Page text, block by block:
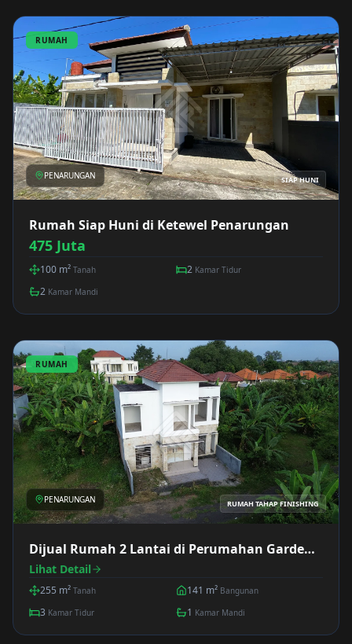
RUMAH
PENARUNGAN SIAP HUNI
Rumah Siap Huni di Ketewel Penarungan
475 Juta
100 m² Tanah 2 Kamar Tidur
2 Kamar Mandi
RUMAH
PENARUNGAN RUMAH TAHAP FINISHING
Dijual Rumah 2 Lantai di Perumahan Garden
Villa Penarungan
Lihat Detail
255 m² Tanah 141 m² Bangunan
3 Kamar Tidur 1 Kamar Mandi